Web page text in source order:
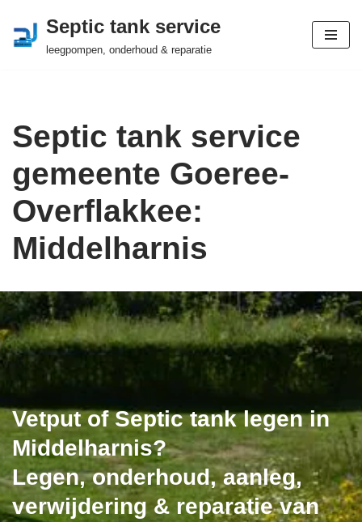
Ga
Septic tank service
leegpompen, onderhoud & reparatie
Septic tank service
gemeente Goeree-
Overflakkee:
Middelharnis
Vetput of Septic tank legen in
Middelharnis?
Legen, onderhoud, aanleg,
verwijdering & reparatie van